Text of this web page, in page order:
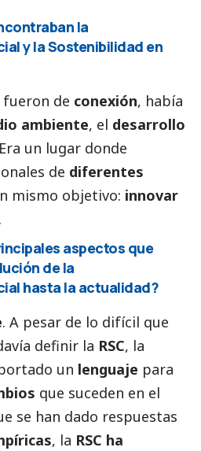
la
y la Sostenibilidad en
de conexión, había
ambiente, el desarrollo
un lugar donde
de diferentes
mismo objetivo: innovar
.
aspectos que
de la
hasta la actualidad?
. A pesar de lo difícil que
definir la RSC, la
un lenguaje para
que suceden en el
se han dado respuestas
, la RSC ha